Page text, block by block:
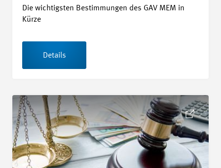
Die wichtigsten Bestimmungen des GAV MEM in
Kürze
Details
Details CE-Kennzeichnung nach neuer EU-